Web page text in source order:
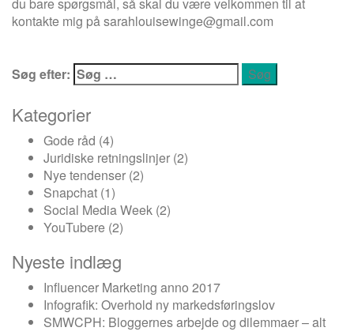
kontakte mig påsarahlouisewinge@gmail.com
Søg efter:
Kategorier
Gode råd (4)
Juridiske retningslinjer (2)
Nye tendenser (2)
Snapchat (1)
Social Media Week (2)
YouTubere (2)
Nyeste indlæg
Influencer Marketing anno 2017
Infografik: Overhold ny markedsføringslov
SMWCPH: Bloggernes arbejde og dilemmaer – alt